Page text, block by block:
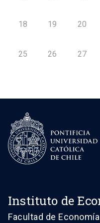
18 19 20
25 26 27
Instituto de
Facultad de